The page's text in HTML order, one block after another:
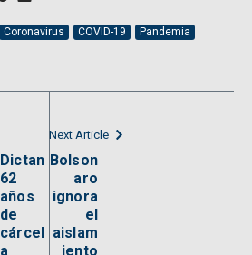
Coronavirus COVID-19 Pandemia
Dictan
62
años
de
cárcel
a
Next Article
Bolson
aro
ignora
el
aislam
iento